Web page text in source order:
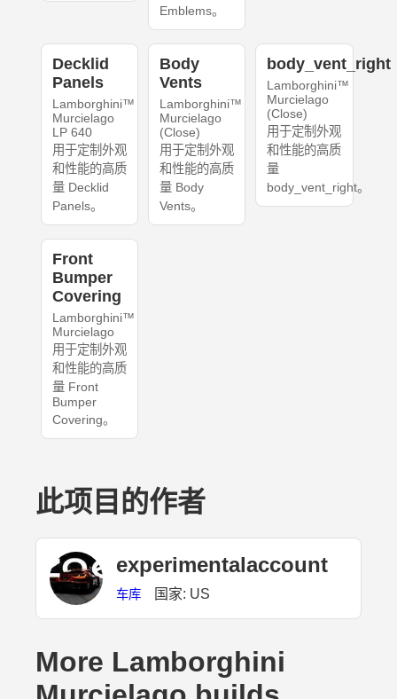
Emblems。
Decklid
Panels
Lamborghini™
Murcielago
LP 640
用于定制外观
和性能的高质
量 Decklid
Panels。
Body
Vents
Lamborghini™
Murcielago
(Close)
用于定制外观
和性能的高质
量 Body
Vents。
body_vent_right
Lamborghini™
Murcielago
(Close)
用于定制外观
和性能的高质
量
body_vent_right。
Front
Bumper
Covering
Lamborghini™
Murcielago
用于定制外观
和性能的高质
量 Front
Bumper
Covering。
此项目的作者
experimentalaccount
车库 国家: US
More Lamborghini